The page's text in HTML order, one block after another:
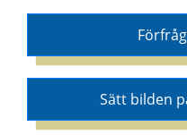
Sätt bilden